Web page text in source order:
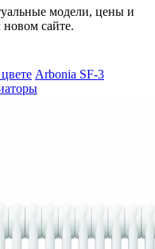
модели, цены и
сайте.
Arbonia SF-3